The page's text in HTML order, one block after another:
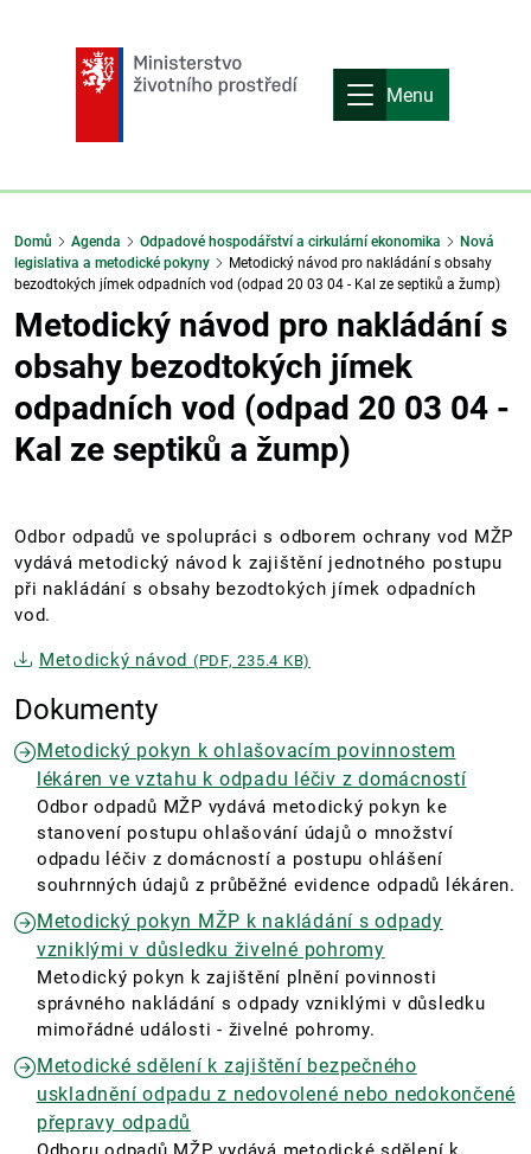
Menu
Domů Agenda Odpadové hospodářství a cirkulární ekonomika
Nová
legislativa a metodické pokyny
Metodický návod pro nakládání s obsahy
bezodtokých jímek odpadních vod (odpad 20 03 04 - Kal ze septiků a žump)
Metodický návod pro nakládání s
obsahy bezodtokých jímek
odpadních vod (odpad 20 03 04 -
Kal ze septiků a žump)
Odbor odpadů ve spolupráci s odborem ochrany vod MŽP
vydává metodický návod k zajištění jednotného postupu
při nakládání s obsahy bezodtokých jímek odpadních
vod.
Metodický návod (PDF, 235.4 KB)
Dokumenty
Metodický pokyn k ohlašovacím povinnostem
lékáren ve vztahu k odpadu léčiv z domácností
Odbor odpadů MŽP vydává metodický pokyn ke
stanovení postupu ohlašování údajů o množství
odpadu léčiv z domácností a postupu ohlášení
souhrnných údajů z průběžné evidence odpadů lékáren.
Metodický pokyn MŽP k nakládání s odpady
vzniklými v důsledku živelné pohromy
Metodický pokyn k zajištění plnění povinnosti
správného nakládání s odpady vzniklými v důsledku
mimořádné události - živelné pohromy.
Metodické sdělení k zajištění bezpečného
uskladnění odpadu z nedovolené nebo nedokončené
přepravy odpadů